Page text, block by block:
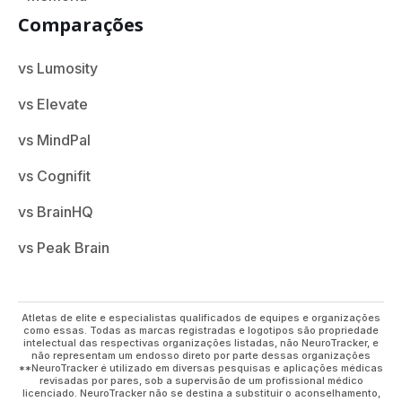
Comparações
vs Lumosity
vs Elevate
vs MindPal
vs Cognifit
vs BrainHQ
vs Peak Brain
Atletas de elite e especialistas qualificados de equipes e organizações
como essas. Todas as marcas registradas e logotipos são propriedade
intelectual das respectivas organizações listadas, não NeuroTracker, e
não representam um endosso direto por parte dessas organizações
**NeuroTracker é utilizado em diversas pesquisas e aplicações médicas
revisadas por pares, sob a supervisão de um profissional médico
licenciado. NeuroTracker não se destina a substituir o aconselhamento,